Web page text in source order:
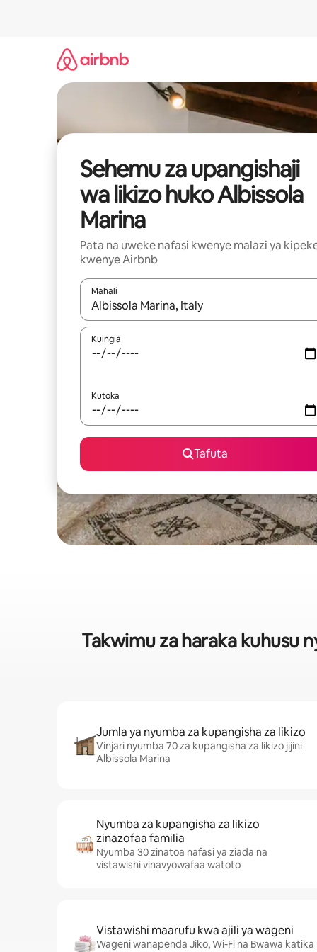
Sehemu za upangishaji
wa likizo huko Albissola
Marina
Pata na uweke nafasi kwenye malazi ya
kwenye Airbnb
Mahali
Wakati matokeo yanapatikana, vinjari kwa
Kuingia
Kutoka
Tafuta
Takwimu za haraka kuhusu
Jumla ya nyumba za kupangisha za likizo
Vinjari nyumba 70 za kupangisha za likizo jijini
Albissola Marina
Nyumba za kupangisha za likizo
zinazofaa familia
Nyumba 30 zinatoa nafasi ya ziada na
vistawishi vinavyowafaa watoto
Vistawishi maarufu kwa ajili ya wageni
Wageni wanapenda Jiko, Wi-Fi na Bwawa